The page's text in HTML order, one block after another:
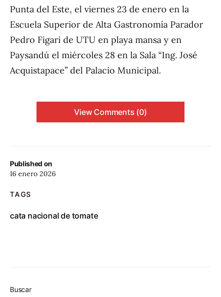
Published on
16 enero 2026
TAGS
cata nacional de tomate
Punta del Este, el viernes 23 de enero en la
Escuela Superior de Alta Gastronomía Parador
Pedro Figari de UTU en playa mansa y en
Paysandú el miércoles 28 en la Sala “Ing. José
Acquistapace” del Palacio Municipal.
View Comments (0)
Buscar